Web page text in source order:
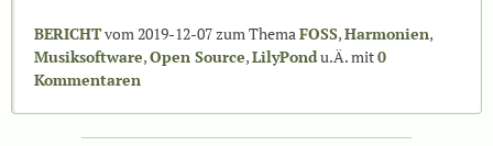
BERICHTvom 2019-12-07 zum ThemaFOSS,Harmonien,
Musiksoftware,Open Source,LilyPondu.Ä. mit0
Kommentaren